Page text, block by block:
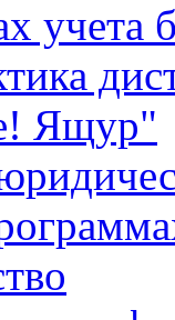
учета
Ящур"